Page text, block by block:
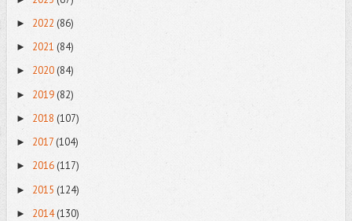
► 2022 (86)
► 2021 (84)
► 2020 (84)
► 2019(82)
► 2018 (107)
► 2017 (104)
► 2016(117)
► 2015 (124)
► 2014(130)